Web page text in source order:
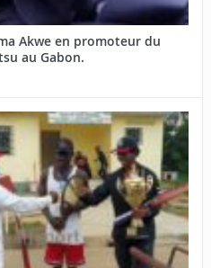
Akwe en promoteur du
au Gabon.